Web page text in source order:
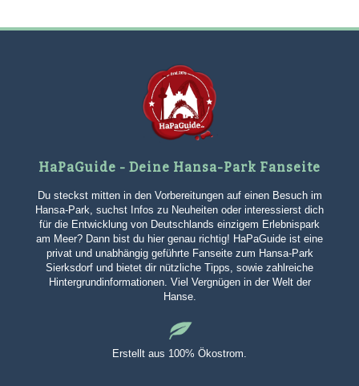
HaPaGuide - Deine Hansa-Park Fanseite
Du steckst mitten in den Vorbereitungen auf einen Besuch im
Hansa-Park, suchst Infos zu Neuheiten oder interessierst dich
für die Entwicklung von Deutschlands einzigem Erlebnispark
am Meer? Dann bist du hier genau richtig! HaPaGuide ist eine
privat und unabhängig geführte Fanseite zum Hansa-Park
Sierksdorf und bietet dir nützliche Tipps, sowie zahlreiche
Hintergrundinformationen. Viel Vergnügen in der Welt der
Hanse.
Erstellt aus 100% Ökostrom.